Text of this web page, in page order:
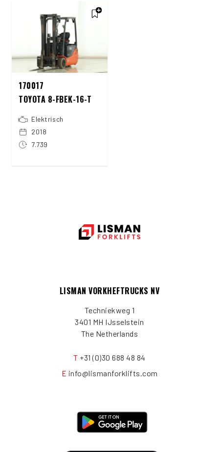
170017
TOYOTA 8-FBEK-16-T
Elektrisch
2018
7.739
LISMAN VORKHEFTRUCKS NV
Techniekweg 1
3401 MH IJsselstein
The Netherlands
T +31 (0)30 688 48 84
E info@lismanforklifts.com